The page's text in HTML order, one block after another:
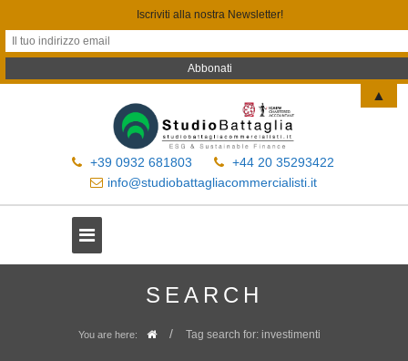
+39 0932 681803
+44 20 35293422
info@studiobattagliacommercialisti.it
SEARCH
You are here: / Tag search for: investimenti
Iscriviti alla nostra Newsletter!
▲